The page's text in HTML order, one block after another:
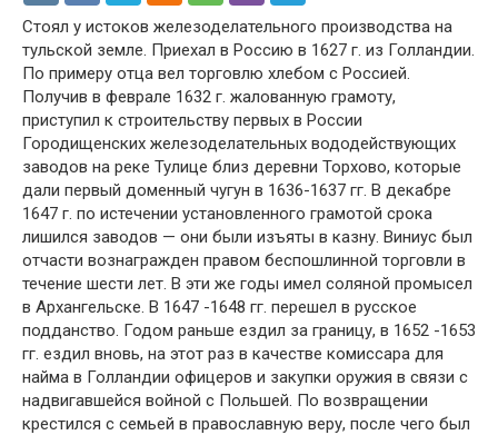
Стоял у истоков железоделательного производства на
тульской земле. Приехал в Россию в 1627 г. из Голландии.
По примеру отца вел торговлю хлебом с Россией.
Получив в феврале 1632 г. жалованную грамоту,
приступил к строительству первых в России
Городищенских железоделательных вододействующих
заводов на реке Тулице близ деревни Торхово, которые
дали первый доменный чугун в 1636-1637 гг. В декабре
1647 г. по истечении установленного грамотой срока
лишился заводов — они были изъяты в казну. Виниус был
отчасти вознагражден правом беспошлинной торговли в
течение шести лет. В эти же годы имел соляной промысел
в Архангельске. В 1647 -1648 гг. перешел в русское
подданство. Годом раньше ездил за границу, в 1652 -1653
гг. ездил вновь, на этот раз в качестве комиссара для
найма в Голландии офицеров и закупки оружия в связи с
надвигавшейся войной с Польшей. По возвращении
крестился с семьей в православную веру, после чего был